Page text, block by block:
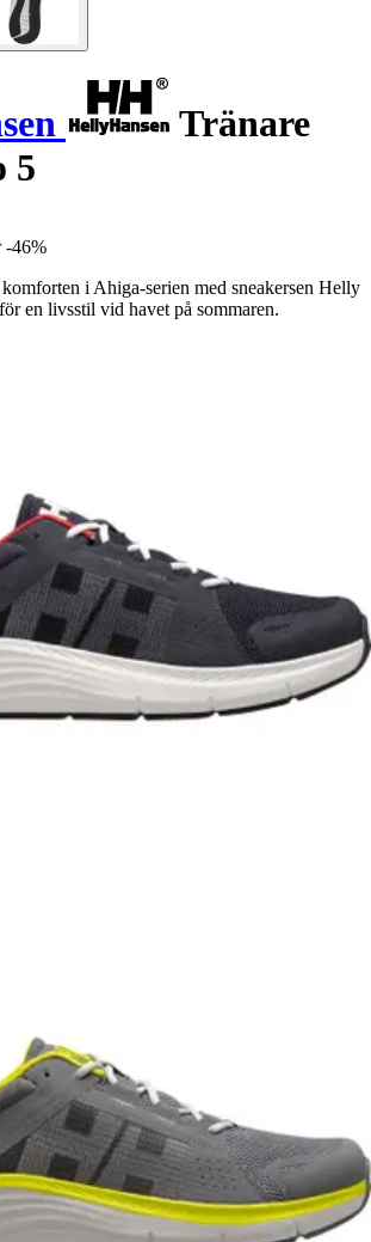
Tränare
5
-46%
i Ahiga-serien med sneakersen Helly
en livsstil vid havet på sommaren.